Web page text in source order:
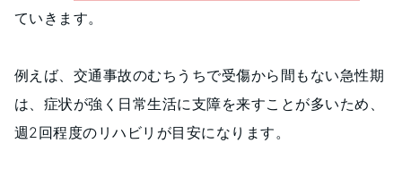
ていきます。
例えば、交通事故のむちうちで受傷から間もない急性期
は、症状が強く日常生活に支障を来すことが多いため、
週2回程度のリハビリが目安になります。